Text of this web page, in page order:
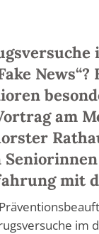
am
mit
im